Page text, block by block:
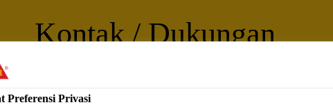
Kontak / Dukungan
Preferensi Privasi